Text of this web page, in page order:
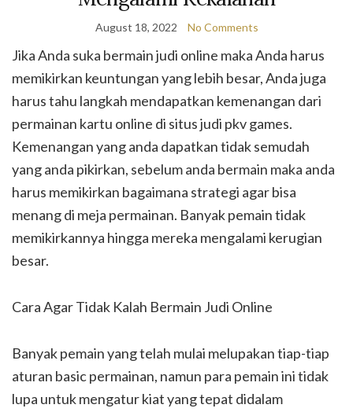
August 18, 2022 No Comments
Jika Anda suka bermain judi online maka Anda harus
memikirkan keuntungan yang lebih besar, Anda juga
harus tahu langkah mendapatkan kemenangan dari
permainan kartu online di situs judi pkv games.
Kemenangan yang anda dapatkan tidak semudah
yang anda pikirkan, sebelum anda bermain maka anda
harus memikirkan bagaimana strategi agar bisa
menang di meja permainan. Banyak pemain tidak
memikirkannya hingga mereka mengalami kerugian
besar.
Cara Agar Tidak Kalah Bermain Judi Online
Banyak pemain yang telah mulai melupakan tiap-tiap
aturan basic permainan, namun para pemain ini tidak
lupa untuk mengatur kiat yang tepat didalam